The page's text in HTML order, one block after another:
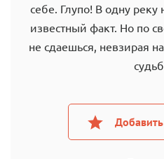
себе. Глупо! В одну
известный факт. Но по
не сдаешься, невзирая